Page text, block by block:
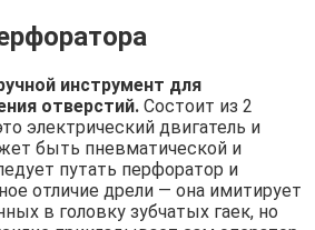
инструмент для
отверстий. Состоит из 2
электрический двигатель и
быть пневматической и
путать перфоратор и
отличие дрели — она имитирует
в головку зубчатых гаек, но